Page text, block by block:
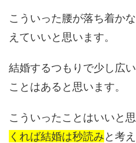
こういった腰が落ち着か
えていいと思います。
結婚するつもりで少し広
ことはあると思います。
こういったことはいいと
くれば結婚は秒読みと考